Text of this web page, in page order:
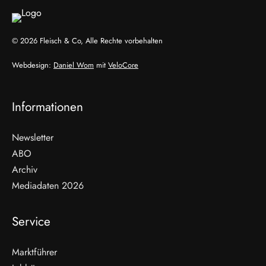
© 2026 Fleisch & Co, Alle Rechte vorbehalten
Webdesign: Daniel Wom mit VeloCore
Informationen
Newsletter
ABO
Archiv
Mediadaten 2026
Service
Marktführer